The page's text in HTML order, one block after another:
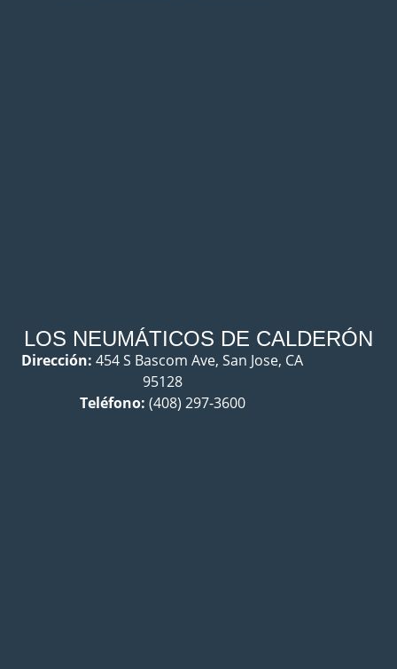
LOS NEUMÁTICOS DE CALDERÓN
Dirección:454 S Bascom Ave, San Jose, CA
95128
Teléfono: (408) 297-3600